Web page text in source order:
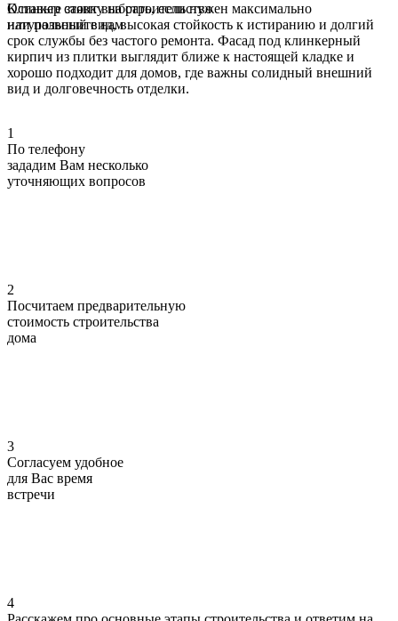
Клинкер стоит выбрать, если нужен максимально
натуральный вид, высокая стойкость к истиранию и долгий
срок службы без частого ремонта. Фасад под клинкерный
кирпич из плитки выглядит ближе к настоящей кладке и
хорошо подходит для домов, где важны солидный внешний
вид и долговечность отделки.
Оставьте заявку на строительство
или позвоните нам
1
По телефону
зададим Вам несколько
уточняющих вопросов
2
Посчитаем предварительную
стоимость строительства
дома
3
Согласуем удобное
для Вас время
встречи
4